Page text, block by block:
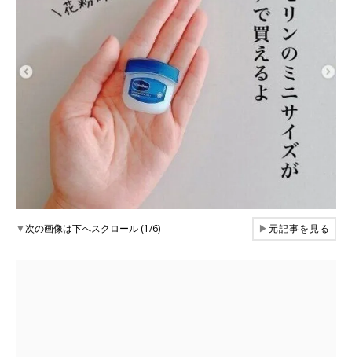
▼次の画像は下へスクロール (1/6) ▶元記事を見る